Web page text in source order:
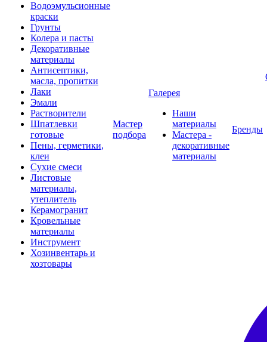
Водоэмульсионные
краски
Грунты
Колера и пасты
Декоративные
материалы
Антисептики,
масла, пропитки
Лаки
Эмали
Растворители
Шпатлевки
готовые
Пены, герметики,
клеи
Сухие смеси
Листовые
материалы,
утеплитель
Керамогранит
Кровельные
материалы
Инструмент
Хозинвентарь и
хозтовары
Мастер
подбора
Галерея
Наши
материалы
Мастера -
декоративные
материалы
Бренды